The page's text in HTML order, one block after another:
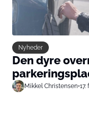
Nyheder
Den dyre
Mikkel Christensen•